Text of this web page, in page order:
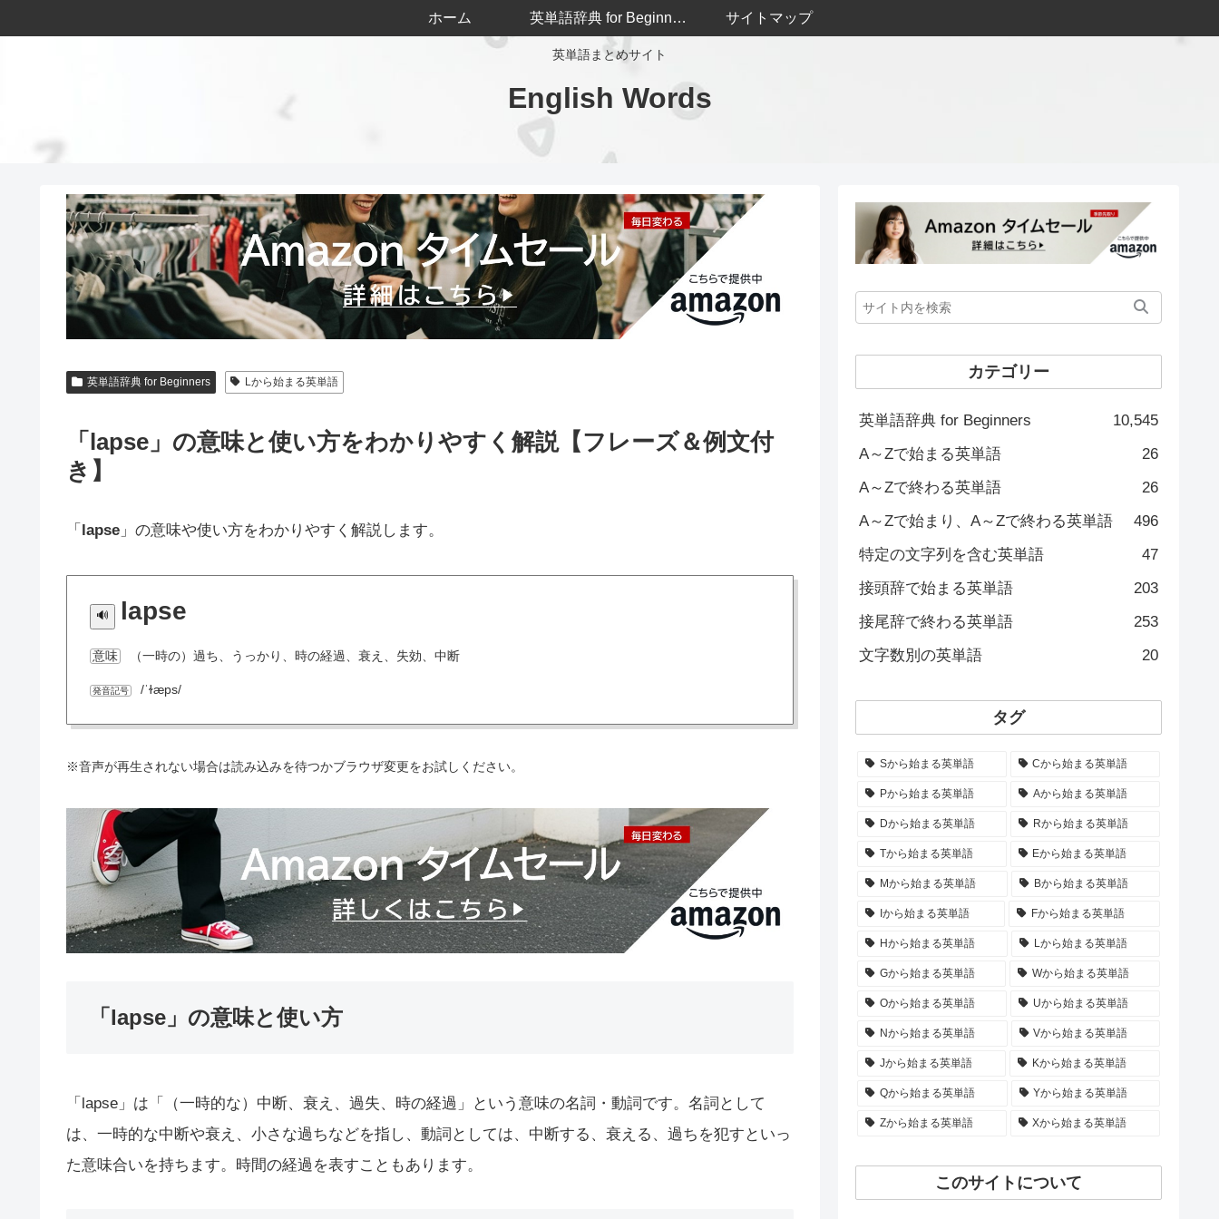
英単語まとめサイト
English Words
ホーム 英単語辞典 for Beginners サイトマップ
英単語辞典 for Beginners Lから始まる英単語
「lapse」の意味と使い方をわかりやすく解説【フレーズ＆例文付
き】
「 lapse 」の意味や使い方をわかりやすく解説します。
lapse
意味 （一時の）過ち、うっかり、時の経過、衰え、失効、中断
発音記号 /ˈɫæps/
※音声が再生されない場合は読み込みを待つかブラウザ変更をお試しください。
「lapse」の意味と使い方
「lapse」は「（一時的な）中断、衰え、過失、時の経過」という意味の名詞・動詞です。名詞として
は、一時的な中断や衰え、小さな過ちなどを指し、動詞としては、中断する、衰える、過ちを犯すといっ
た意味合いを持ちます。時間の経過を表すこともあります。
カテゴリー
英単語辞典 for Beginners
10,545
A～Zで始まる英単語
26
A～Zで終わる英単語
26
A～Zで始まり、A～Zで終わる英単語
496
特定の文字列を含む英単語
47
接頭辞で始まる英単語
203
接尾辞で終わる英単語
253
文字数別の英単語
20
タグ
Sから始まる英単語 Cから始まる英単語
Pから始まる英単語 Aから始まる英単語
Dから始まる英単語 Rから始まる英単語
Tから始まる英単語 Eから始まる英単語
Mから始まる英単語 Bから始まる英単語
Iから始まる英単語 Fから始まる英単語
Hから始まる英単語 Lから始まる英単語
Gから始まる英単語 Wから始まる英単語
Oから始まる英単語 Uから始まる英単語
Nから始まる英単語 Vから始まる英単語
Jから始まる英単語 Kから始まる英単語
Qから始まる英単語 Yから始まる英単語
Zから始まる英単語 Xから始まる英単語
このサイトについて